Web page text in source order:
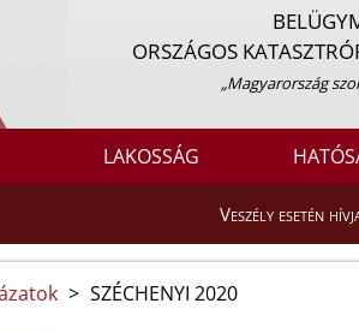
ORSZÁGOS
„Magyarország
LAKOSSÁG
Veszély esetén
> SZÉCHENYI 2020